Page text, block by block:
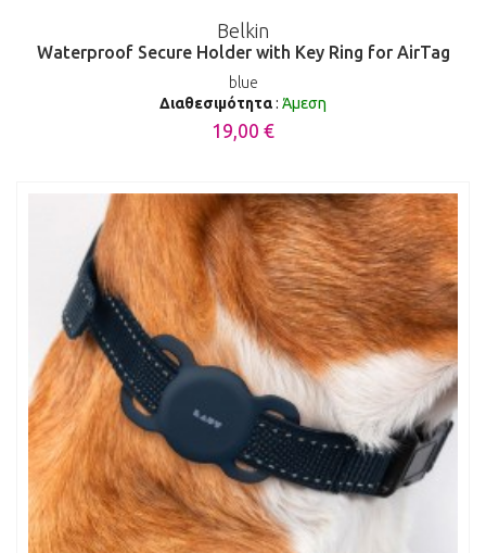
Belkin
Waterproof Secure Holder with Key Ring for AirTag
blue
Διαθεσιμότητα: Άμεση
19,00 €